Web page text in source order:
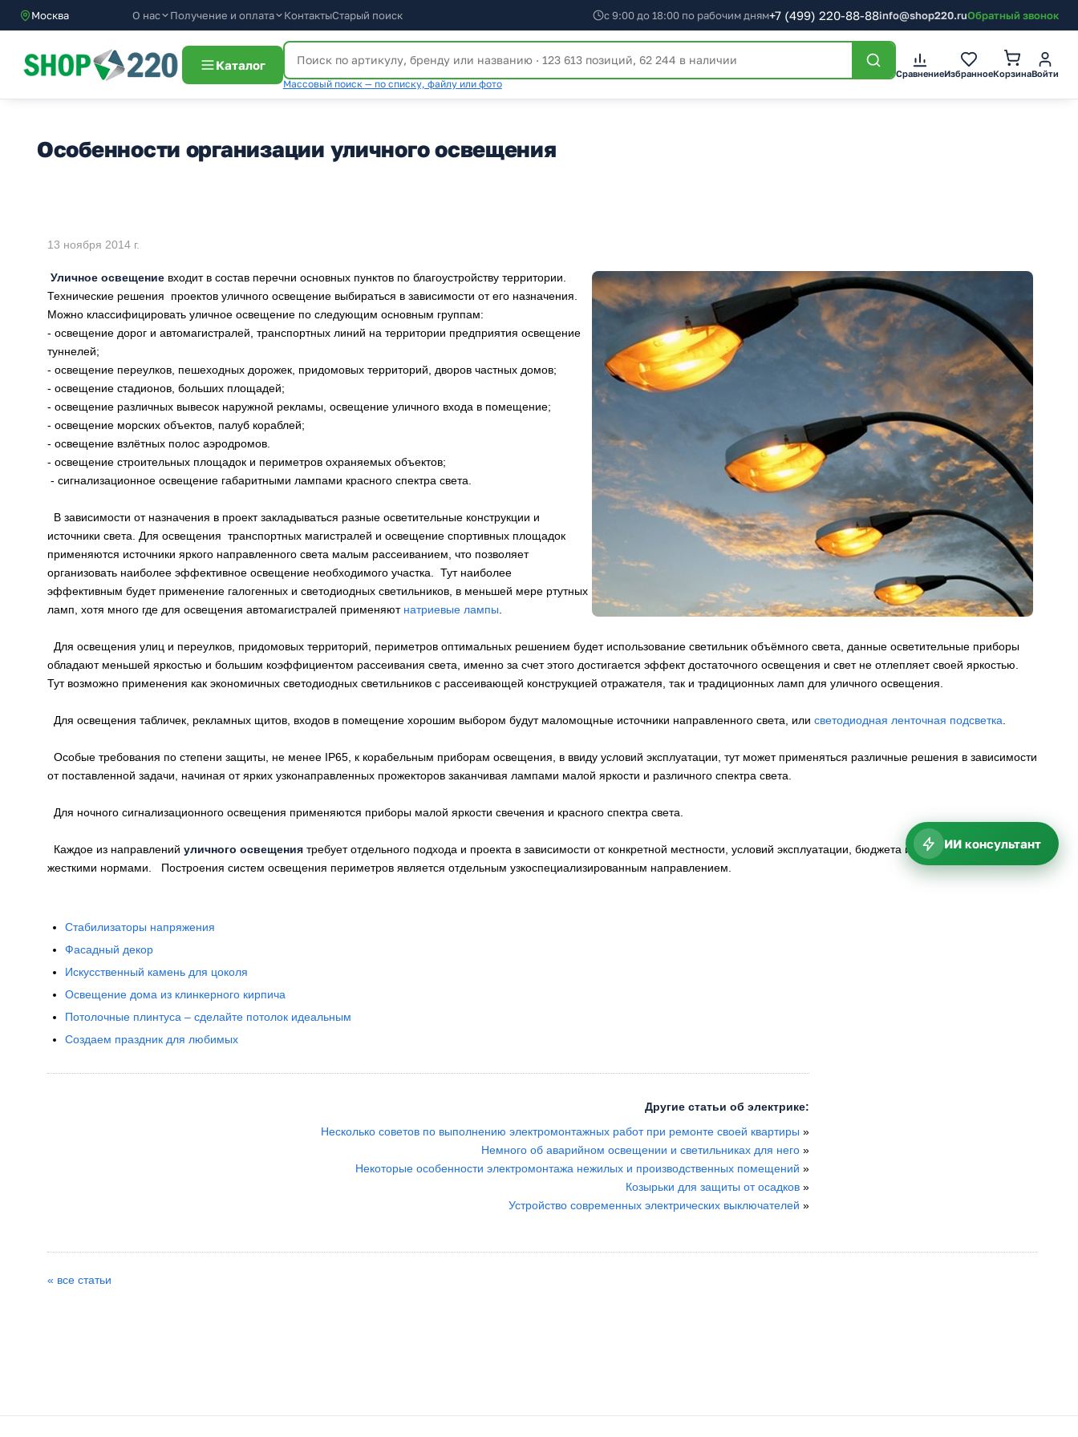
Москва О нас Получение и оплата КонтактыСтарый поиск с 9:00 до 18:00 по рабочим дням+7 (499) 220-88-88info@shop220.ruОбратный звонок
Каталог
Массовый поиск — по списку, файлу или фото
СравнениеИзбранноеКорзинаВойти
Особенности организации уличного освещения
13 ноября 2014 г.
Уличное освещение входит в состав перечни основных пунктов по благоустройству территории.
Технические решения проектов уличного освещение выбираться в зависимости от его назначения.
Можно классифицировать уличное освещение по следующим основным группам:
- освещение дорог и автомагистралей, транспортных линий на территории предприятия освещение
туннелей;
- освещение переулков, пешеходных дорожек, придомовых территорий, дворов частных домов;
- освещение стадионов, больших площадей;
- освещение различных вывесок наружной рекламы, освещение уличного входа в помещение;
- освещение морских объектов, палуб кораблей;
- освещение взлётных полос аэродромов.
- освещение строительных площадок и периметров охраняемых объектов;
- сигнализационное освещение габаритными лампами красного спектра света.
В зависимости от назначения в проект закладываться разные осветительные конструкции и
источники света. Для освещения транспортных магистралей и освещение спортивных площадок
применяются источники яркого направленного света малым рассеиванием, что позволяет
организовать наиболее эффективное освещение необходимого участка. Тут наиболее
эффективным будет применение галогенных и светодиодных светильников, в меньшей мере ртутных
ламп, хотя много где для освещения автомагистралей применяют натриевые лампы
Для освещения улиц и переулков, придомовых территорий, периметров оптимальных решением будет использование светильник объёмного света, данные осветительные приборы
обладают меньшей яркостью и большим коэффициентом рассеивания света, именно за счет этого достигается эффект достаточного освещения и свет не отлепляет своей яркостью.
Тут возможно применения как экономичных светодиодных светильников с рассеивающей конструкцией отражателя, так и традиционных ламп для уличного освещения.
Для освещения табличек, рекламных щитов, входов в помещение хорошим выбором будут маломощные источники направленного света, или светодиодная ленточная подсветка
Особые требования по степени защиты, не менее IP65, к корабельным приборам освещения, в ввиду условий эксплуатации, тут может применяться различные решения в зависимости
от поставленной задачи, начиная от ярких узконаправленных прожекторов заканчивая лампами малой яркости и различного спектра света.
Для ночного сигнализационного освещения применяются приборы малой яркости свечения и красного спектра света.
Каждое из направлений уличного освещения требует отдельного подхода и проекта в зависимости от конкретной местности, условий эксплуатации, бюджета и регламентирована
жесткими нормами. Построения систем освещения периметров является отдельным узкоспециализированным направлением.
Cтабилизаторы напряжения
Фасадный декор
Искусственный камень для цоколя
Освещение дома из клинкерного кирпича
Потолочные плинтуса – сделайте потолок идеальным
Создаем праздник для любимых
Другие статьи об электрике:
Несколько советов по выполнению электромонтажных работ при ремонте своей квартиры »
Немного об аварийном освещении и светильниках для него »
Некоторые особенности электромонтажа нежилых и производственных помещений »
Козырьки для защиты от осадков »
Устройство современных электрических выключателей »
« все статьи
ИИ консультант